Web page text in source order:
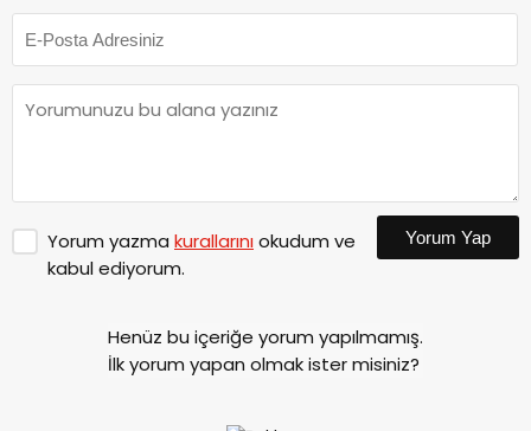
Yorum yazma kurallarınıokudum ve
kabul ediyorum.
Yorum Yap
Henüz bu içeriğe yorum yapılmamış.
İlk yorum yapan olmak ister misiniz?